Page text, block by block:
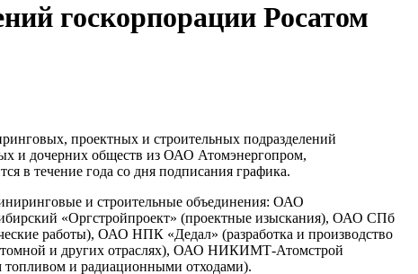
госкорпорации Росатом
проектных и строительных подразделений
и дочерних обществ из ОАО Атомэнергопром,
в течение года со дня подписания графика.
и строительные объединения: ОАО
«Оргстройпроект» (проектные изыскания), ОАО СПб
работы), ОАО НПК «Дедал» (разработка и производство
и других отраслях), ОАО НИКИМТ-Атомстрой
топливом и радиационными отходами).